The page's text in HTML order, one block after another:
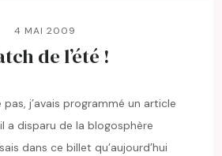
4 MAI 2009
de l’été !
pas, j’avais programmé un article
a disparu de la blogosphère
dans ce billet qu’aujourd’hui